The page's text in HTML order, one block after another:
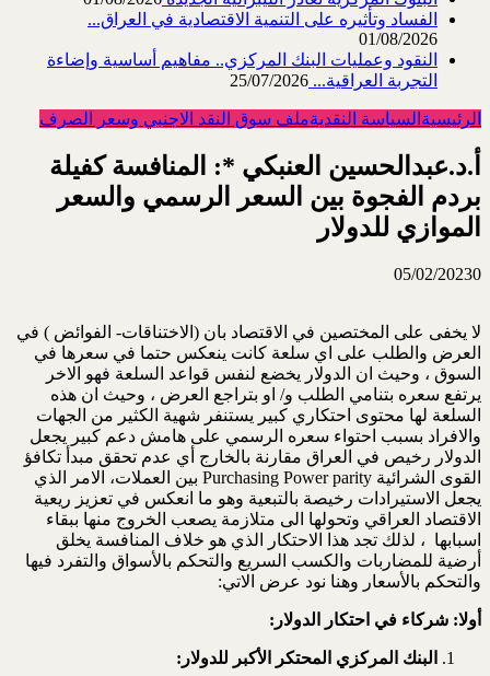
الفساد وتأثيره على التنمية الاقتصادية في العراق...
01/08/2026
النقود وعمليات البنك المركزي.. مفاهيم أساسية وإضاءة
التجربة العراقية... 25/07/2026
الرئيسية السياسة النقديةملف سوق النقد الاجنبي وسعر الصرف
أ.د.عبدالحسين العنبكي *: المنافسة كفيلة
بردم الفجوة بين السعر الرسمي والسعر
الموازي للدولار
05/02/20230
لا يخفى على المختصين في الاقتصاد بان (الاختناقات- الفوائض ) في
العرض والطلب على اي سلعة كانت ينعكس حتما في سعرها في
السوق ، وحيث ان الدولار يخضع لنفس قواعد السلعة فهو الاخر
يرتفع سعره بتنامي الطلب و/ او بتراجع العرض ، وحيث ان هذه
السلعة لها محتوى احتكاري كبير يستنفر شهية الكثير من الجهات
والافراد بسبب احتواء سعره الرسمي على هامش دعم كبير يجعل
الدولار رخيص في العراق مقارنة بالخارج أي عدم تحقق مبدأ تكافؤ
القوى الشرائية Purchasing Power parity بين العملات، الامر الذي
يجعل الاستيرادات رخيصة بالتبعية وهو ما انعكس في تعزيز ريعية
الاقتصاد العراقي وتحولها الى متلازمة يصعب الخروج منها ببقاء
اسبابها ، لذلك تجد هذا الاحتكار الذي هو خلاف المنافسة يخلق
أرضية للمضاربات والكسب السريع والتحكم بالأسواق والتفرد فيها
والتحكم بالأسعار وهنا نود عرض الاتي:
أولا: شركاء في احتكار الدولار:
البنك المركزي المحتكر الأكبر للدولار: